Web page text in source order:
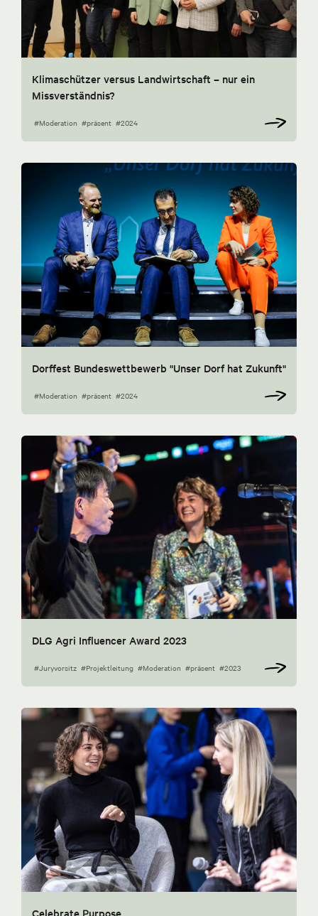
Klimaschützer versus Landwirtschaft – nur ein
Missverständnis?
#Moderation #präsent #2024
Dorffest Bundeswettbewerb "Unser Dorf hat Zukunft"
#Moderation #präsent #2024
DLG Agri Influencer Award 2023
#Juryvorsitz #Projektleitung #Moderation #präsent #2023
Celebrate Purpose